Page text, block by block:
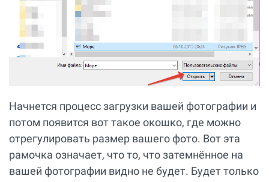
Начнется процесс загрузки вашей фотографии и
потом появится вот такое окошко, где можно
отрегулировать размер вашего фото. Вот эта
рамочка означает, что то, что затемнённое на
вашей фотографии видно не будет. Будет только